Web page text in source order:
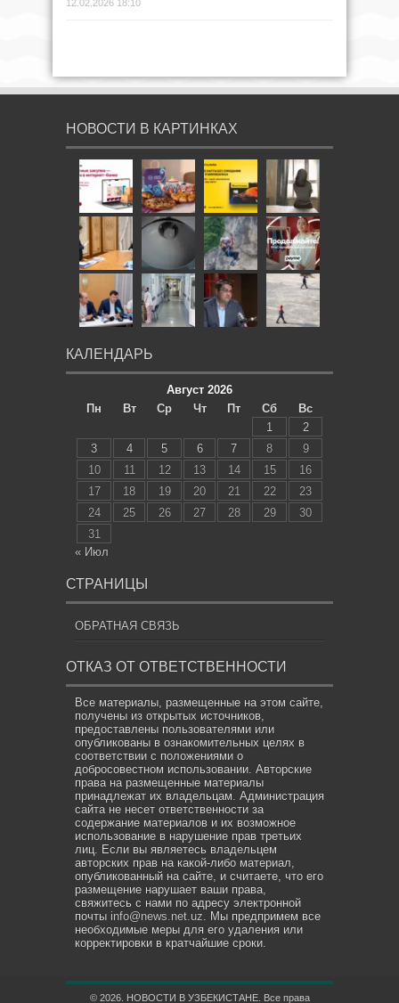
12.02.2026 18:10
НОВОСТИ В КАРТИНКАХ
КАЛЕНДАРЬ
Август 2026
Пн
Вт Ср Чт Пт Сб
Вс
1
2
3
4 5 6 7 8
9
10
11 12 13 14 15
16
17
18 19 20 21 22
23
24
25 26 27 28 29
30
31
« Июл
СТРАНИЦЫ
ОБРАТНАЯ СВЯЗЬ
ОТКАЗ ОТ ОТВЕТСТВЕННОСТИ
Все материалы, размещенные на этом сайте,
получены из открытых источников,
предоставлены пользователями или
опубликованы в ознакомительных целях в
соответствии с положениями о
добросовестном использовании. Авторские
права на размещенные материалы
принадлежат их владельцам. Администрация
сайта не несет ответственности за
содержание материалов и их возможное
использование в нарушение прав третьих
лиц. Если вы являетесь владельцем
авторских прав на какой-либо материал,
опубликованный на сайте, и считаете, что его
размещение нарушает ваши права,
свяжитесь с нами по адресу электронной
почты info@news.net.uz . Мы предпримем все
необходимые меры для его удаления или
корректировки в кратчайшие сроки.
© 2026. НОВОСТИ В УЗБЕКИСТАНЕ. Все права